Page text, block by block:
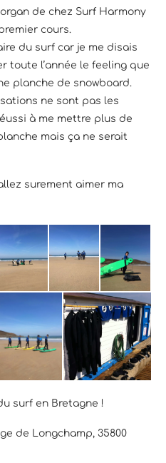
de chez Surf Harmony
cours.
du surf car je me disais
toute l’année le feeling que
planche de snowboard.
ne sont pas les
à me mettre plus de
mais ça ne serait
surement aimer ma
surf en Bretagne !
de Longchamp, 35800